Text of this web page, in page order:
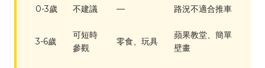
0-3歲 不建議 — 路況不適合推車
3-6歲
可短時
參觀
零食、玩具
蘋果教堂、簡單
壁畫